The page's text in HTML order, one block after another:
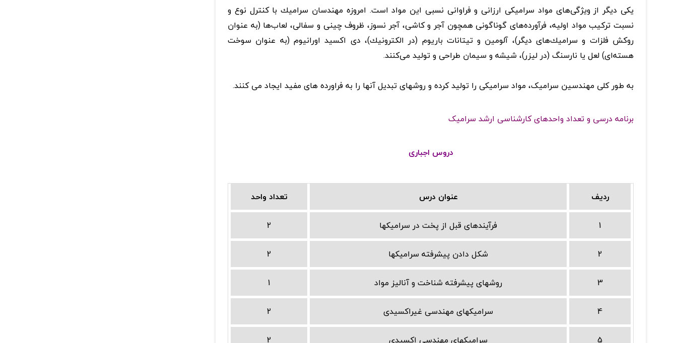
یكی دیگر از ویژگی‌های مواد سرامیكی ارزانی و فراوانی نسبی این مواد است. امروزه مهندسان سرامیك با كنترل نوع و
نسبت تركیب مواد اولیه، فرآورده‌های گوناگونی همچون آجر و كاشی، آجر نسوز، ظروف چینی و سفالی‌، لعاب‌ها (به عنوان
روكش فلزات و سرامیك‌های دیگر)، آلومین و تیتانات باریوم (در الكترونیك)، دی اكسید اورانیوم (به عنوان سوخت
هسته‌ای) لعل یا نارسنگ (در لیزر)، شیشه و سیمان طراحی و تولید می‌كنند.
به طور کلی مهندسین سرامیک، مواد سرامیکی را تولید کرده و روشهای تبدیل آنها را به فراورده های مفید ایجاد می کنند.
برنامه درسی و تعداد واحدهای کارشناسی ارشد سرامیک
دروس اجباری
ردیف عنوان درس تعداد واحد
1 فرآیندهای قبل از پخت در سرامیکها 2
2 شکل دادن پیشرفته سرامیکها 2
3 روشهای پیشرفته شناخت و آنالیز مواد 1
4 سرامیکهای مهندسی غیراکسیدی 2